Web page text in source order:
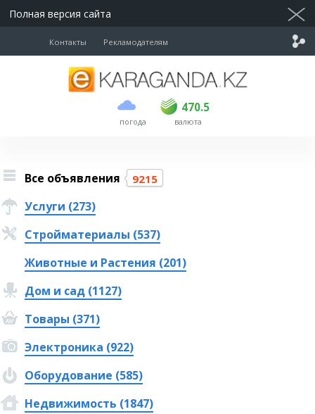
Полная версия сайта
Контакты Рекламодателям
погода
470.5
покупка продажа
USD 469 470.5
EUR валюта
Все объявления 9215
Услуги (273)
Стройматериалы (537)
Животные и Растения (201)
Дом и сад (1127)
Товары (371)
Электроника (922)
Оборудование (585)
Недвижимость (1847)